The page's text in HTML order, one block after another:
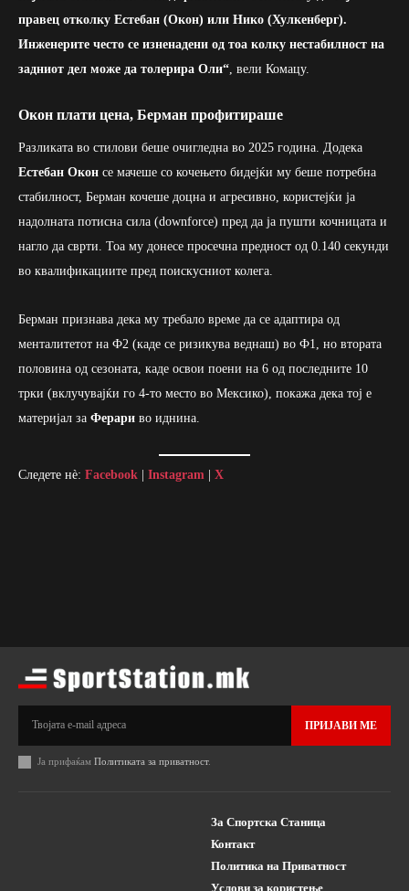
правец отколку Естебан (Окон) или Нико (Хулкенберг).
Инженерите често се изненадени од тоа колку нестабилност на
задниот дел може да толерира Оли“ , вели Комацу.
Окон плати цена, Берман профитираше
Разликата во стилови беше очигледна во 2025 година. Додека
Естебан Окон се мачеше со кочењето бидејќи му беше потребна
стабилност, Берман кочеше доцна и агресивно, користејќи ја
надолната потисна сила (downforce) пред да ја пушти кочницата и
нагло да сврти. Тоа му донесе просечна предност од 0.140 секунди
во квалификациите пред поискусниот колега.
Берман признава дека му требало време да се адаптира од
менталитетот на Ф2 (каде се ризикува веднаш) во Ф1, но втората
половина од сезоната, каде освои поени на 6 од последните 10
трки (вклучувајќи го 4-то место во Мексико), покажа дека тој е
материјал за Ферари во иднина.
Следете нè: Facebook | Instagram | X
ПРИЈАВИ МЕ
Ја прифаќам Политиката за приватност.
За Спортска Станица
Контакт
Политика на Приватност
Услови за користење